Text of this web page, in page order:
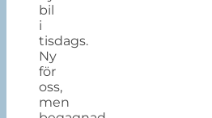
bil
i
tisdags.
Ny
för
oss,
men